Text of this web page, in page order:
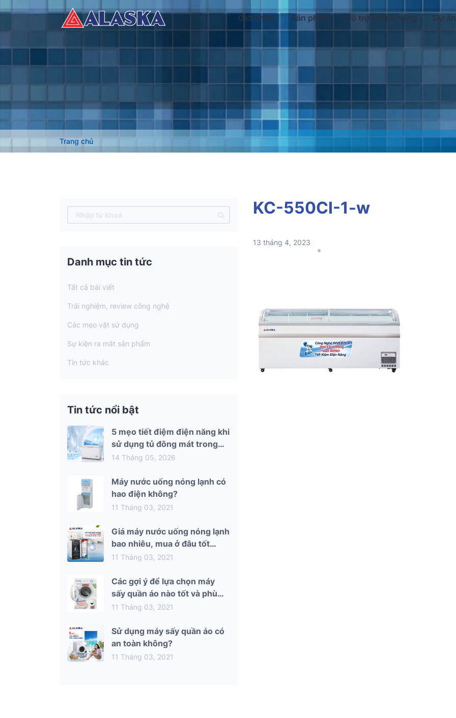
Giới thiệu Sản phẩm Hỗ trợ khách hàng Dự án
Trang chủ
Danh mục tin tức
Tất cả bài viết
Trải nghiệm, review công nghệ
Các mẹo vặt sử dụng
Sự kiện ra mắt sản phẩm
Tin tức khác
Tin tức nổi bật
5 mẹo tiết điệm điện năng khi
sử dụng tủ đông mát trong
mùa hè 2026
14 Tháng 05, 2026
Máy nước uống nóng lạnh có
hao điện không?
11 Tháng 03, 2021
Giá máy nước uống nóng lạnh
bao nhiêu, mua ở đâu tốt
nhất?
11 Tháng 03, 2021
Các gợi ý để lựa chọn máy
sấy quần áo nào tốt và phù
hợp nhất với gia đình bạn
11 Tháng 03, 2021
Sử dụng máy sấy quần áo có
an toàn không?
11 Tháng 03, 2021
KC-550CI-1-w
13 tháng 4, 2023